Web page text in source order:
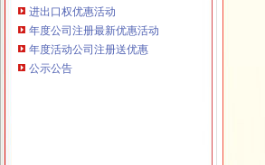
本站导航
进出口权优惠活动
年度公司注册最新优惠活动
年度活动公司注册送优惠
公示公告
重庆鸽牌电线电缆有限公司 渝北10010万 (进出口权)